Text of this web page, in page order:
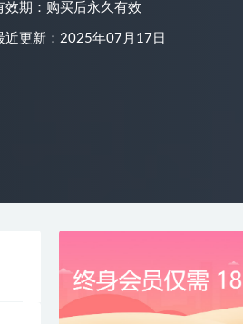
效期：购买后永久有效
近更新：2025年07月17日